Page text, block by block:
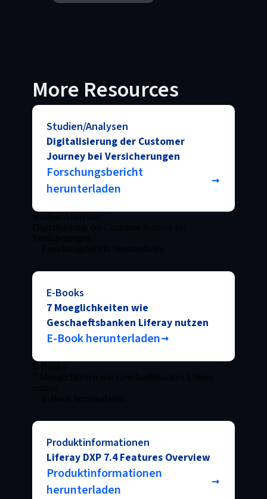
More Resources
Studien/Analysen
Digitalisierung der Customer
Journey bei Versicherungen
Forschungsbericht
herunterladen
E-Books
7 Moeglichkeiten wie
Geschaeftsbanken Liferay nutzen
E-Book herunterladen
Produktinformationen
Liferay DXP 7.4 Features Overview
Produktinformationen
herunterladen